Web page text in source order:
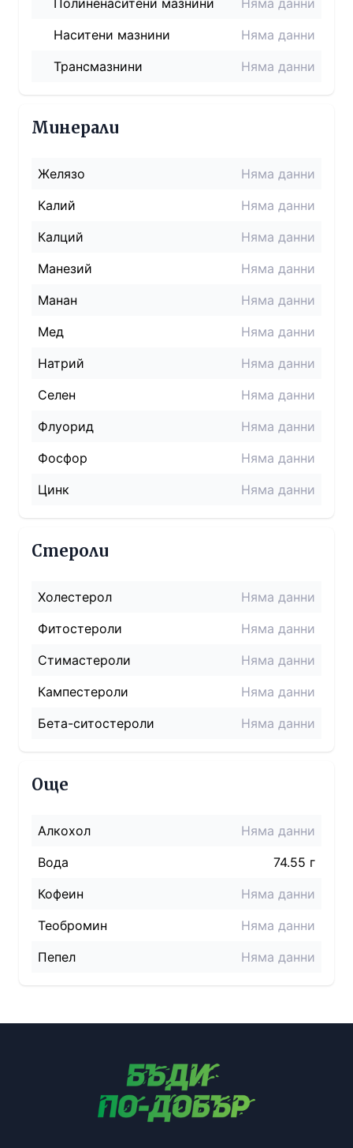
Полиненаситени мазнини
Няма данни
Наситени мазнини
Няма данни
Трансмазнини
Няма данни
Минерали
Желязо
Няма данни
Калий
Няма данни
Калций
Няма данни
Манезий
Няма данни
Манан
Няма данни
Мед
Няма данни
Натрий
Няма данни
Селен
Няма данни
Флуорид
Няма данни
Фосфор
Няма данни
Цинк
Няма данни
Стероли
Холестерол
Няма данни
Фитостероли
Няма данни
Стимастероли
Няма данни
Кампестероли
Няма данни
Бета-ситостероли
Няма данни
Още
Алкохол
Няма данни
Вода
74.55 г
Кофеин
Няма данни
Теобромин
Няма данни
Пепел
Няма данни